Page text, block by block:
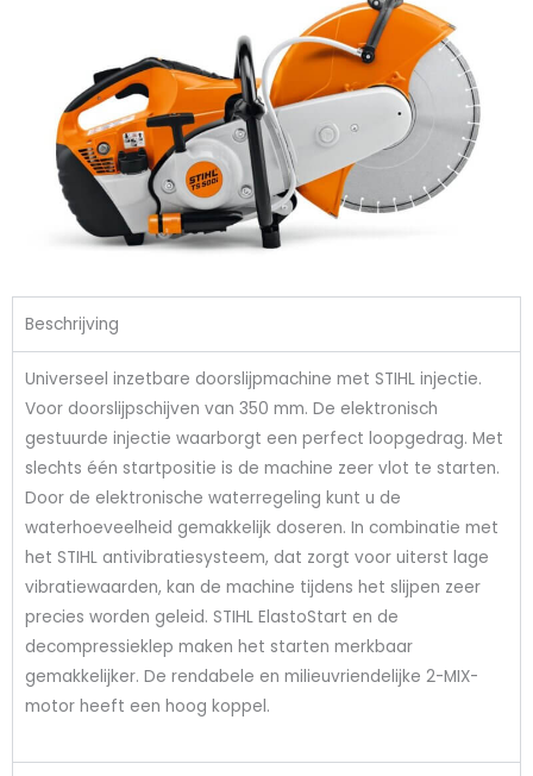
Beschrijving
Universeel inzetbare doorslijpmachine met STIHL injectie.
Voor doorslijpschijven van 350 mm. De elektronisch
gestuurde injectie waarborgt een perfect loopgedrag. Met
slechts één startpositie is de machine zeer vlot te starten.
Door de elektronische waterregeling kunt u de
waterhoeveelheid gemakkelijk doseren. In combinatie met
het STIHL antivibratiesysteem, dat zorgt voor uiterst lage
vibratiewaarden, kan de machine tijdens het slijpen zeer
precies worden geleid. STIHL ElastoStart en de
decompressieklep maken het starten merkbaar
gemakkelijker. De rendabele en milieuvriendelijke 2-MIX-
motor heeft een hoog koppel.